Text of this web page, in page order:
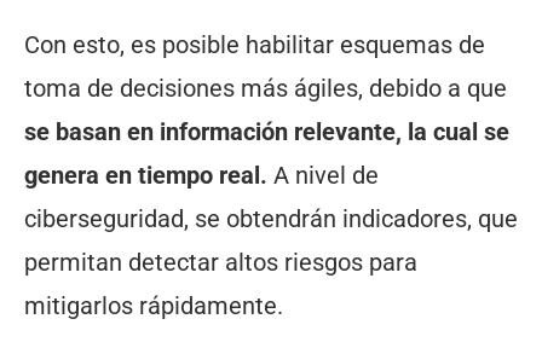
Con esto, es posible habilitar esquemas de
toma de decisiones más ágiles, debido a que
se basan en información relevante, la cual se
genera en tiempo real. A nivel de
ciberseguridad, se obtendrán indicadores, que
permitan detectar altos riesgos para
mitigarlos rápidamente.